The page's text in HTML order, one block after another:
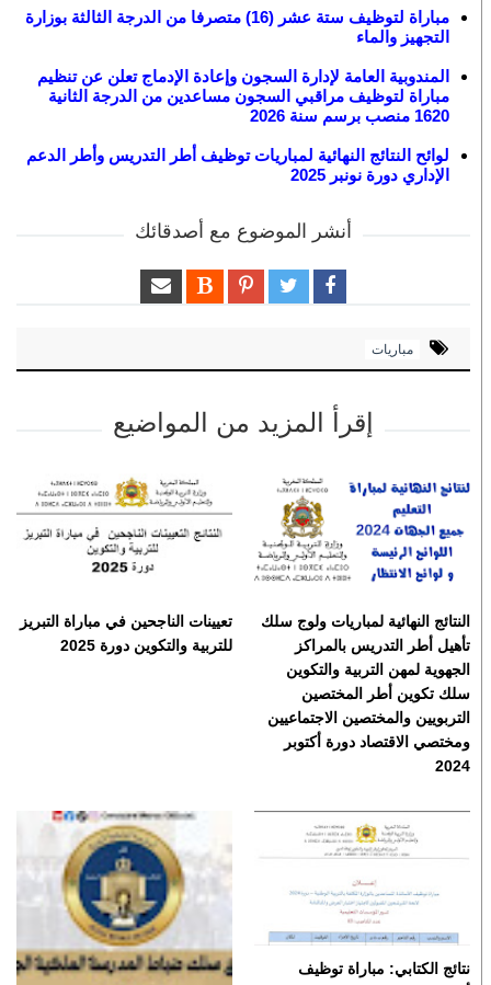
مباراة لتوظيف ستة عشر (16) متصرفا من الدرجة الثالثة بوزارة
التجهيز والماء
المندوبية العامة لإدارة السجون وإعادة الإدماج تعلن عن تنظيم
مباراة لتوظيف مراقبي السجون مساعدين من الدرجة الثانية
1620 منصب برسم سنة 2026
لوائح النتائج النهائية لمباريات توظيف أطر التدريس وأطر الدعم
الإداري دورة نونبر 2025
أنشر الموضوع مع أصدقائك
مباريات
إقرأ المزيد من المواضيع
النتائج النهائية لمباريات ولوج سلك
تأهيل أطر التدريس بالمراكز
الجهوية لمهن التربية والتكوين
سلك تكوين أطر المختصين
التربويين والمختصين الاجتماعيين
ومختصي الاقتصاد دورة أكتوبر
2024
تعيينات الناجحين في مباراة التبريز
للتربية والتكوين دورة 2025
نتائج الكتابي: مباراة توظيف